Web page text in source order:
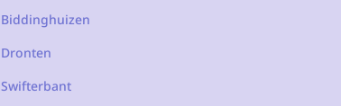
Biddinghuizen
Dronten
Swifterbant